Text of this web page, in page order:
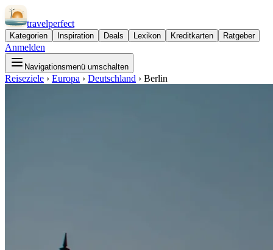
travelperfect
Kategorien Inspiration Deals Lexikon Kreditkarten Ratgeber
Anmelden
Navigationsmenü umschalten
Reiseziele › Europa › Deutschland › Berlin